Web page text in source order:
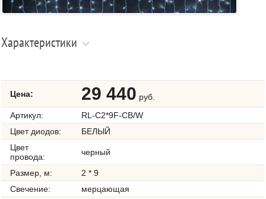
Характеристики
Цена: 29 440 руб.
Артикул:
RL-C2*9F-CB/W
Цвет диодов:
БЕЛЫЙ
Цвет
провода:
черный
Размер, м:
2 * 9
Свечение:
мерцающая